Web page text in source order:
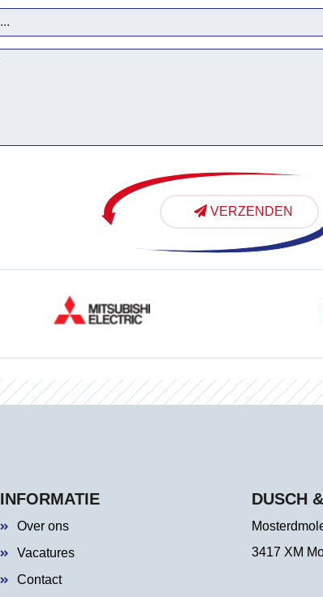
VERZENDEN
INFORMATIE
Over ons
Vacatures
Contact
DUSCH
3417 XM